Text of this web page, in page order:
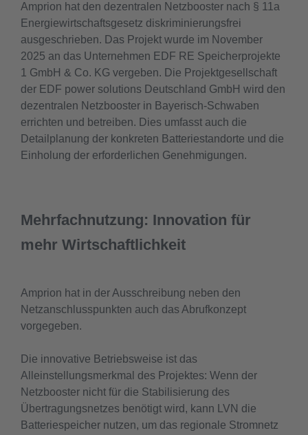
Amprion hat den dezentralen Netzbooster nach § 11a
Energiewirtschaftsgesetz diskriminierungsfrei
ausgeschrieben. Das Projekt wurde im November
2025 an das Unternehmen EDF RE Speicherprojekte
1 GmbH & Co. KG vergeben. Die Projektgesellschaft
der EDF power solutions Deutschland GmbH wird den
dezentralen Netzbooster in Bayerisch-Schwaben
errichten und betreiben. Dies umfasst auch die
Detailplanung der konkreten Batteriestandorte und die
Einholung der erforderlichen Genehmigungen.
Mehrfachnutzung: Innovation für
mehr Wirtschaftlichkeit
Amprion hat in der Ausschreibung neben den
Netzanschlusspunkten auch das Abrufkonzept
vorgegeben.
Die innovative Betriebsweise ist das
Alleinstellungsmerkmal des Projektes: Wenn der
Netzbooster nicht für die Stabilisierung des
Übertragungsnetzes benötigt wird, kann LVN die
Batteriespeicher nutzen, um das regionale Stromnetz